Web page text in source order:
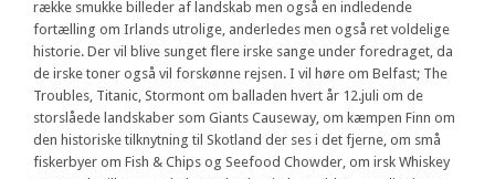
række smukke billeder af landskab men også en indledende
fortælling om Irlands utrolige, anderledes men også ret voldelige
historie. Der vil blive sunget flere irske sange under foredraget, da
de irske toner også vil forskønne rejsen. I vil høre om Belfast; The
Troubles, Titanic, Stormont om balladen hvert år 12.juli om de
storslåede landskaber som Giants Causeway, om kæmpen Finn om
den historiske tilknytning til Skotland der ses i det fjerne, om små
fiskerbyer om Fish & Chips og Seefood Chowder, om irsk Whiskey